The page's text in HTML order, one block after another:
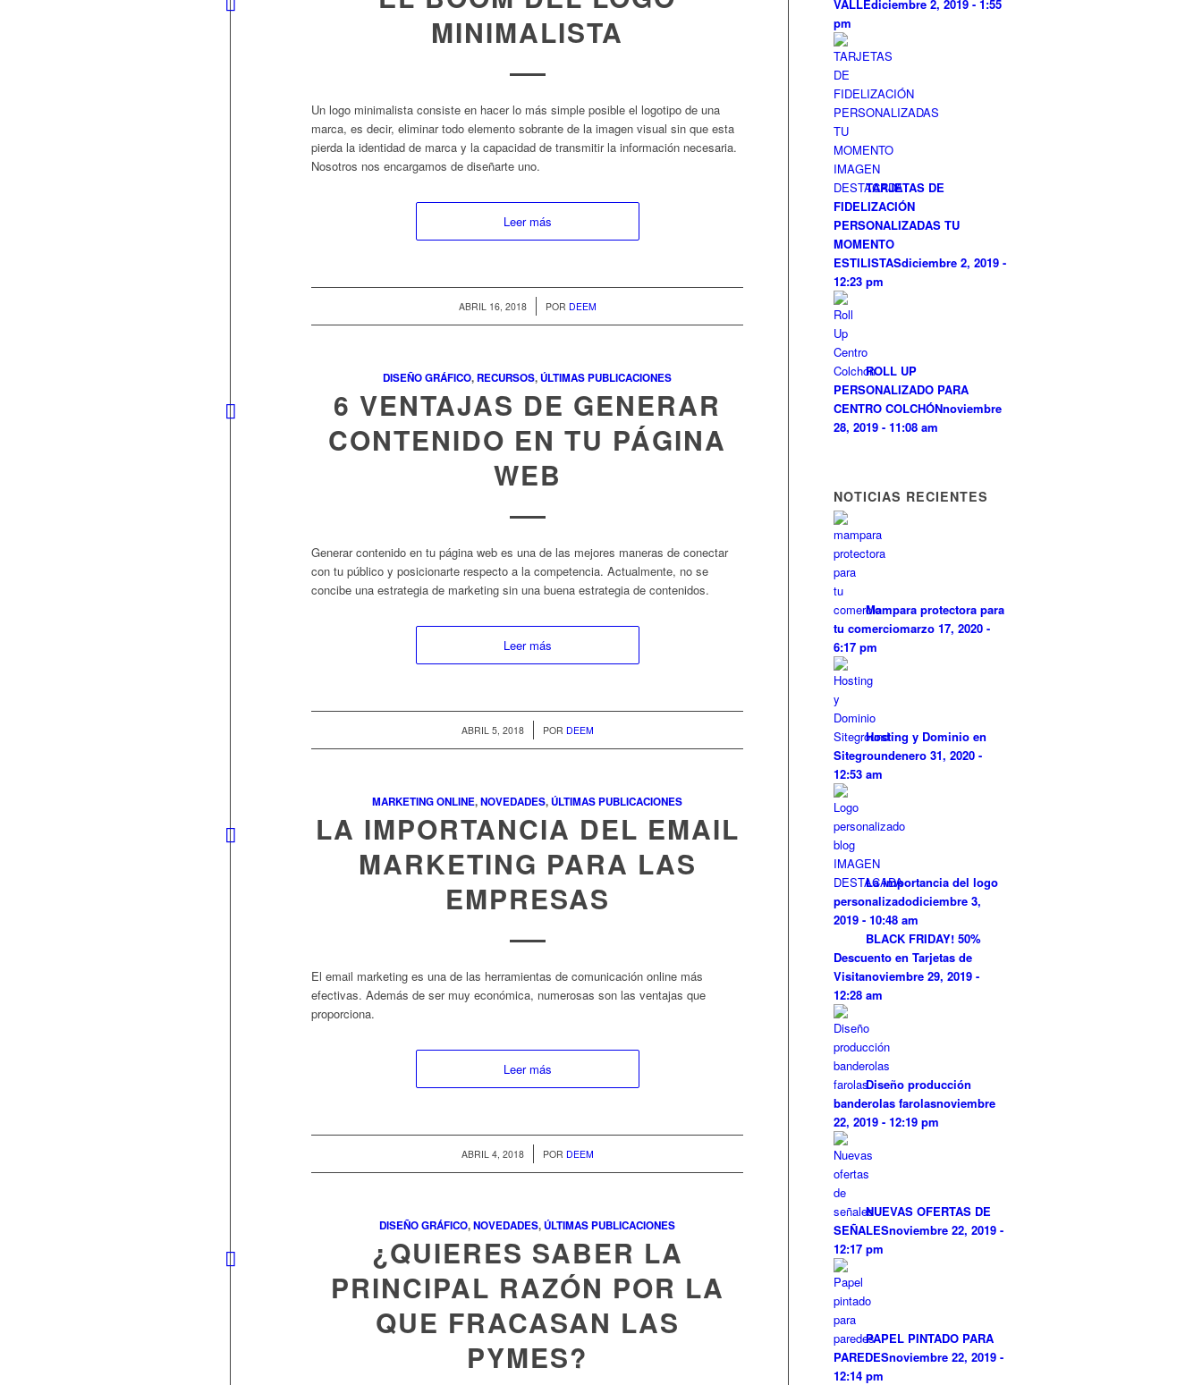
MINIMALISTA
Un logo minimalista consiste en hacer lo más simple posible el logotipo de una
marca, es decir, eliminar todo elemento sobrante de la imagen visual sin que esta
pierda la identidad de marca y la capacidad de transmitir la información necesaria.
Nosotros nos encargamos de diseñarte uno.
Leer más
ABRIL 16, 2018
/ POR DEEM
DISEÑO GRÁFICO, RECURSOS,ÚLTIMAS PUBLICACIONES
6 VENTAJAS DE GENERAR
CONTENIDO EN TU PÁGINA
WEB
Generar contenido en tu página web es una de las mejores maneras de conectar
con tu público y posicionarte respecto a la competencia. Actualmente, no se
concibe una estrategia de marketing sin una buena estrategia de contenidos.
Leer más
ABRIL 5, 2018
/ POR DEEM
MARKETING ONLINE,NOVEDADES,ÚLTIMAS PUBLICACIONES
LA IMPORTANCIA DEL EMAIL
MARKETING PARA LAS
EMPRESAS
El email marketing es una de las herramientas de comunicación online más
efectivas. Además de ser muy económica, numerosas son las ventajas que
proporciona.
Leer más
ABRIL 4, 2018
/ POR DEEM
DISEÑO GRÁFICO,NOVEDADES,ÚLTIMAS PUBLICACIONES
¿QUIERES SABER LA
PRINCIPAL RAZÓN POR LA
QUE FRACASAN LAS
PYMES?
VALLEdiciembre 2, 2019 - 1:55
pm
TARJETAS DE
FIDELIZACIÓN
PERSONALIZADAS TU
MOMENTO
ESTILISTASdiciembre 2, 2019 -
12:23 pm
ROLL UP
PERSONALIZADO PARA
CENTRO COLCHÓNnoviembre
28, 2019 - 11:08 am
NOTICIAS RECIENTES
Mampara protectora para
tu comerciomarzo 17, 2020 -
6:17 pm
Hosting y Dominio en
Sitegroundenero 31, 2020 -
12:53 am
La importancia del logo
personalizadodiciembre 3,
2019 - 10:48 am
BLACK FRIDAY! 50%
Descuento en Tarjetas de
Visitanoviembre 29, 2019 -
12:28 am
Diseño producción
banderolas farolasnoviembre
22, 2019 - 12:19 pm
NUEVAS OFERTAS DE
SEÑALESnoviembre 22, 2019 -
12:17 pm
PAPEL PINTADO PARA
PAREDESnoviembre 22, 2019 -
12:14 pm